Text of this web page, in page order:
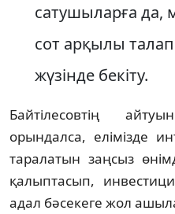
сатушыларға да,
сот арқылы
жүзінде бекіту.
Байтілесовтің
орындалса, елімізде
таралатын заңсыз
қалыптасып,
адал бәсекеге жол